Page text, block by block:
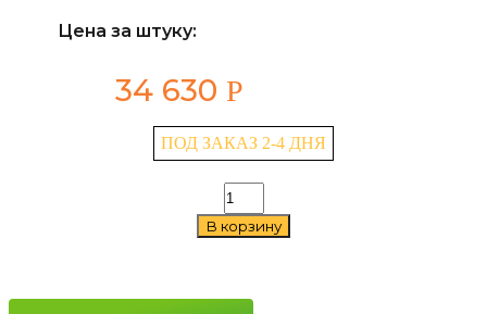
Цена за штуку:
34 630 Р
ПОД ЗАКАЗ 2-4 ДНЯ
Количество
товара
Michelin
SUV
В корзину